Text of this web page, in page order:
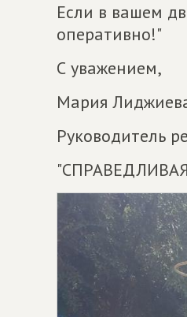
Если в вашем
оперативно!"
С уважением,
Мария
Руководитель